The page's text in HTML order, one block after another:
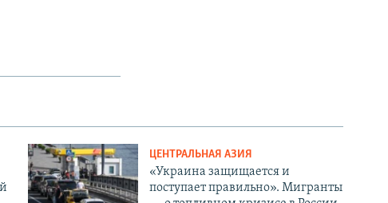
ЦЕНТРАЛЬНАЯ АЗИЯ
«Украина защищается и
поступает правильно». Мигранты